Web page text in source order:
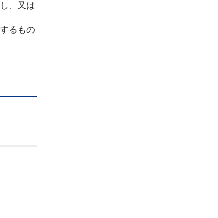
、又は
るもの